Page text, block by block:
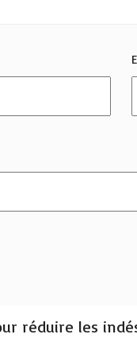
réduire les